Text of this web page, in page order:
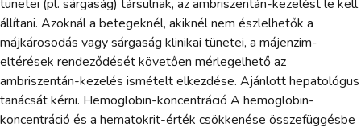
tünetei (pl. sárgaság) társulnak, az ambriszentán-kezelést le kell
állítani. Azoknál a betegeknél, akiknél nem észlelhetők a
májkárosodás vagy sárgaság klinikai tünetei, a májenzim-
eltérések rendeződését követően mérlegelhető az
ambriszentán-kezelés ismételt elkezdése. Ajánlott hepatológus
tanácsát kérni. Hemoglobin-koncentráció A hemoglobin-
koncentráció és a hematokrit-érték csökkenése összefüggésbe